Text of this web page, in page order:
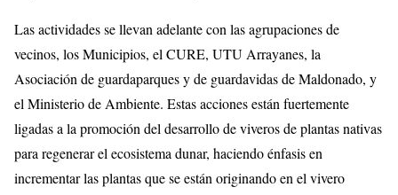
Las actividades se llevan adelante con las agrupaciones de
vecinos, los Municipios, el CURE, UTU Arrayanes, la
Asociación de guardaparques y de guardavidas de Maldonado, y
el Ministerio de Ambiente. Estas acciones están fuertemente
ligadas a la promoción del desarrollo de viveros de plantas nativas
para regenerar el ecosistema dunar, haciendo énfasis en
incrementar las plantas que se están originando en el vivero